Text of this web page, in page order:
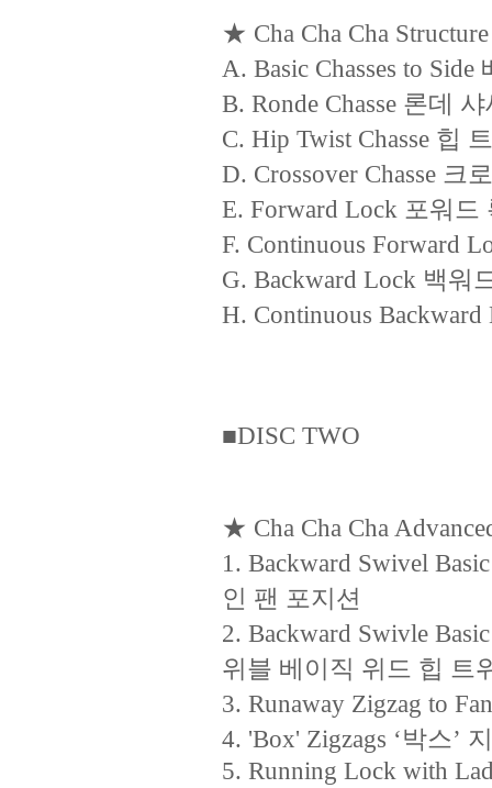
★ Cha Cha Cha
A. Basic Chasses to
B. Ronde Chasse 론데
C. Hip Twist Chasse 힙
D. Crossover Chasse 크
E. Forward Lock 포워드
F. Continuous Forward
G. Backward Lock 백워
H. Continuous
■DISC TWO
★ Cha Cha Cha
1. Backward Swivel
인 팬 포지션
2. Backward Swivle
위블 베이직 위드 힙 트
3. Runaway Zigzag to
4. 'Box' Zigzags ‘박스’
5. Running Lock with